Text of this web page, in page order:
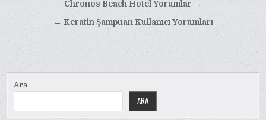
gezinmesi
Chronos Beach Hotel Yorumlar →
← Keratin Şampuan Kullanıcı Yorumları
Ara
ARA